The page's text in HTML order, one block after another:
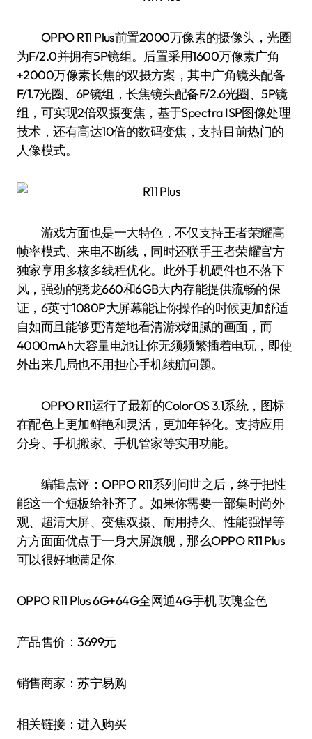
OPPO R11 Plus前置2000万像素的摄像头，光圈
为F/2.0并拥有5P镜组。后置采用1600万像素广角
+2000万像素长焦的双摄方案，其中广角镜头配备
F/1.7光圈、6P镜组，长焦镜头配备F/2.6光圈、5P镜
组，可实现2倍双摄变焦，基于Spectra ISP图像处理
技术，还有高达10倍的数码变焦，支持目前热门的
人像模式。
游戏方面也是一大特色，不仅支持王者荣耀高
帧率模式、来电不断线，同时还联手王者荣耀官方
独家享用多核多线程优化。此外手机硬件也不落下
风，强劲的骁龙660和6GB大内存能提供流畅的保
证，6英寸1080P大屏幕能让你操作的时候更加舒适
自如而且能够更清楚地看清游戏细腻的画面，而
4000mAh大容量电池让你无须频繁插着电玩，即使
外出来几局也不用担心手机续航问题。
OPPO R11运行了最新的ColorOS 3.1系统，图标
在配色上更加鲜艳和灵活，更加年轻化。支持应用
分身、手机搬家、手机管家等实用功能。
编辑点评：OPPO R11系列问世之后，终于把性
能这一个短板给补齐了。如果你需要一部集时尚外
观、超清大屏、变焦双摄、耐用持久、性能强悍等
方方面面优点于一身大屏旗舰，那么OPPO R11 Plus
可以很好地满足你。
OPPO R11 Plus 6G+64G全网通4G手机 玫瑰金色
产品售价：3699元
销售商家：苏宁易购
相关链接：进入购买